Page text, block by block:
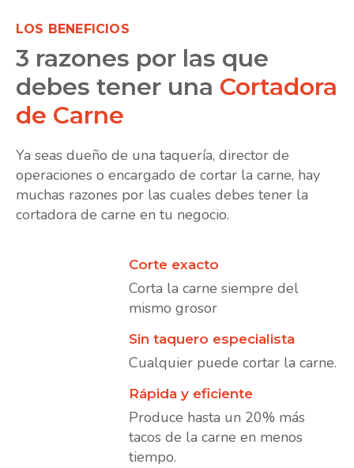
LOS BENEFICIOS
3 razones por las que
debes tener una Cortadora
de Carne
Ya seas dueño de una taquería, director de
operaciones o encargado de cortar la carne, hay
muchas razones por las cuales debes tener la
cortadora de carne en tu negocio.
Corte exacto
Corta la carne siempre del
mismo grosor
Sin taquero especialista
Cualquier puede cortar la carne.
Rápida y eficiente
Produce hasta un 20% más
tacos de la carne en menos
tiempo.